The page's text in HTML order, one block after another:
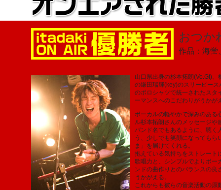
おつか
作品：海
山口県出身の杉本拓朗(Vo.Gt)
の鎌田瑞輝(key)のスリーピー
のポロシャツで統一されたスタ
ーマンスへのこだわりがうかが
ボーカルの軽やかで深みのある
ル杉本拓朗さんのメッセージや
バンド名でもあるように、聴く
う、少しでも笑顔になってもら
ま」を届けてくれる。
抱えている気持ちをストレート
歌唱力と、シンプルでよりボー
ンドの曲作りとのバランスの良
うかがえる。
これからも彼らの音楽活動の原